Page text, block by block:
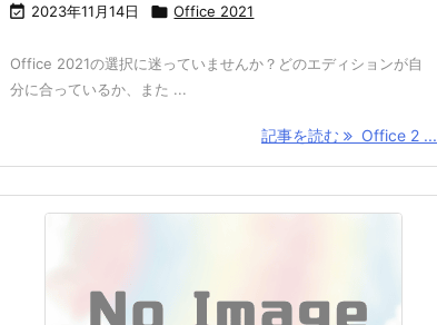
 2023年11月14日  Office 2021
Office 2021の選択に迷っていませんか？どのエディションが自
分に合っているか、また ...
記事を読む Office 2 ...